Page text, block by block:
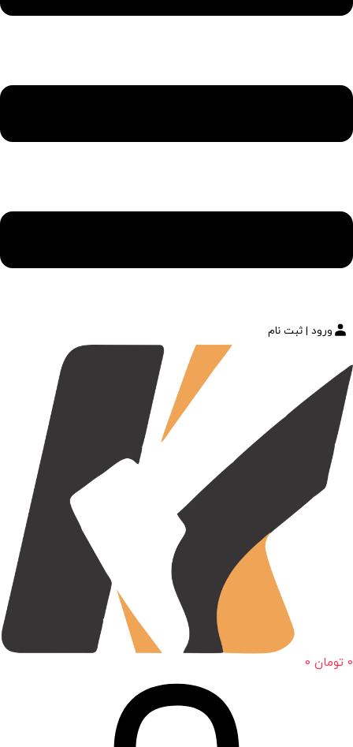
ورود | ثبت نام
0 تومان 0